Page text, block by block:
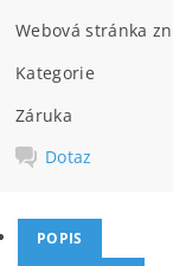
Webová stránka
Kategorie
Záruka
Dotaz
POPIS